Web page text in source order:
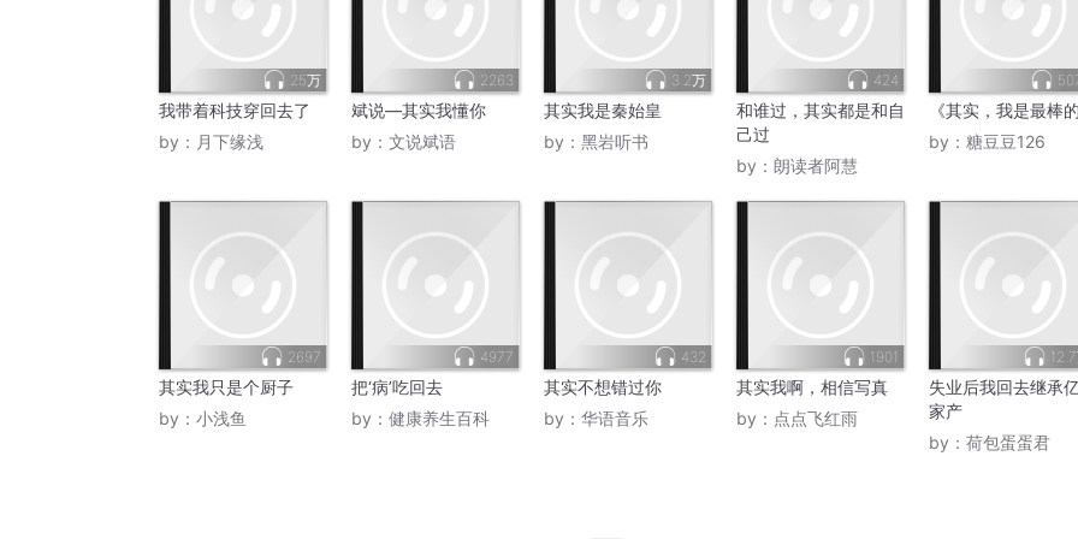
25万
我带着科技穿回去了
by： 月下缘浅
2263
斌说—其实我懂你
by： 文说斌语
3.2万
其实我是秦始皇
by： 黑岩听书
424
和谁过，其实都是和自
己过
by： 朗读者阿慧
《其实，我是最棒的
by： 糖豆豆126
2697
其实我只是个厨子
by： 小浅鱼
4977
把‘病’吃回去
by： 健康养生百科
432
其实不想错过你
by： 华语音乐
1901
其实我啊，相信写真
by： 点点飞红雨
失业后我回去继承
家产
by： 荷包蛋蛋君